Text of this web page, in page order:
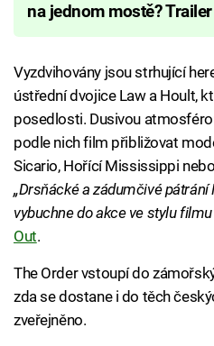
na jednom mostě?
Vyzdvihovány jsou strhující
ústřední dvojice Law a Hoult,
posedlosti. Dusivou
podle nich film přibližovat
Sicario, Hořící Mississippi
„Drsňácké a zádumčivé
vybuchne do akce ve stylu filmu
Out.
The Order vstoupí do
zda se dostane i do těch
zveřejněno.